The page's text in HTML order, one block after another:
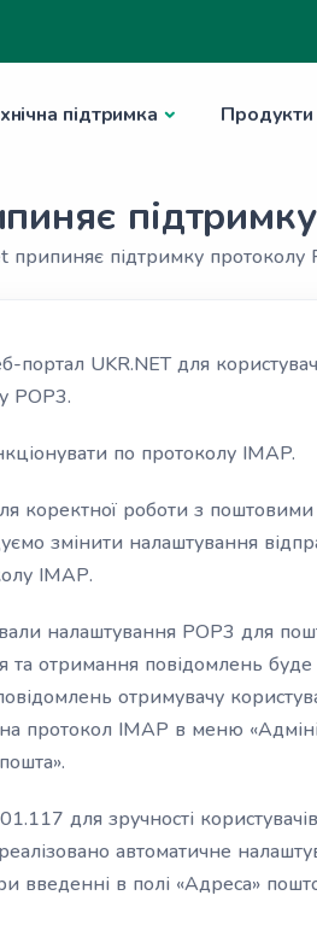
підтримка Продукти
припиняє підтримку протоколу
UKR.NET для
POP3.
по протоколу IMAP.
коректної роботи з
змінити налаштування
ІМАР.
налаштування РОР3 для
та отримання повідомлень буде
отримувачу
протокол ІМАР в меню
для зручності
автоматичне
введенні в полі «Адреса»